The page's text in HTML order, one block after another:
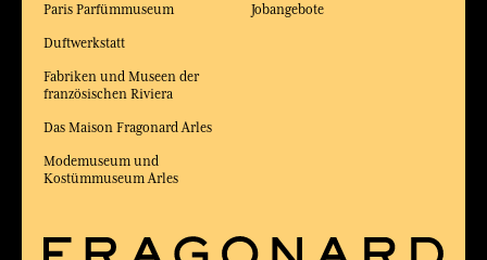
Paris Parfümmuseum
Duftwerkstatt
Fabriken und Museen der
französischen Riviera
Das Maison Fragonard Arles
Modemuseum und
Kostümmuseum Arles
Jobangebote